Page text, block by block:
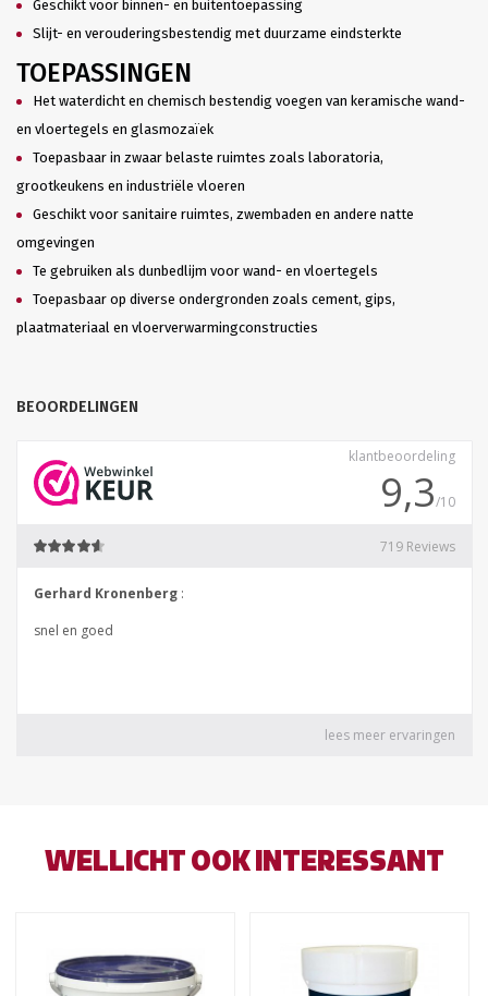
Geschikt voor binnen- en buitentoepassing
Slijt- en verouderingsbestendig met duurzame eindsterkte
TOEPASSINGEN
Het waterdicht en chemisch bestendig voegen van keramische wand-
en vloertegels en glasmozaïek
Toepasbaar in zwaar belaste ruimtes zoals laboratoria,
grootkeukens en industriële vloeren
Geschikt voor sanitaire ruimtes, zwembaden en andere natte
omgevingen
Te gebruiken als dunbedlijm voor wand- en vloertegels
Toepasbaar op diverse ondergronden zoals cement, gips,
plaatmateriaal en vloerverwarmingconstructies
BEOORDELINGEN
WELLICHT OOK INTERESSANT